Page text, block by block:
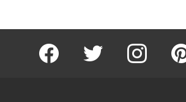
facebook twitter instagram